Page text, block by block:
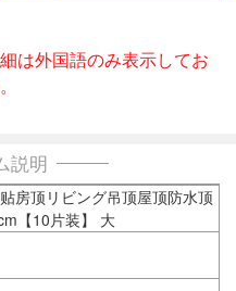
は外国語のみ表示してお
説明
房顶リビング吊顶屋顶防水顶
【10片装】 大